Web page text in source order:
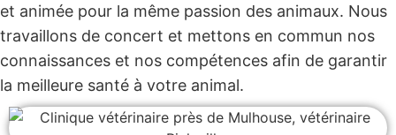
et animée pour la même passion des animaux. Nous
travaillons de concert et mettons en commun nos
connaissances et nos compétences afin de garantir
la meilleure santé à votre animal.